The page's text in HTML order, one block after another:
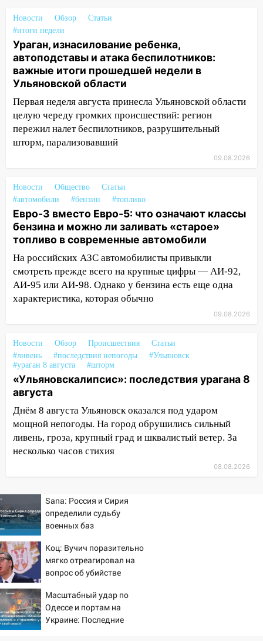
хаски: куда сходить в Ульяновской
области 8–9 августа
10:11
Директора ульяновской
«Нефтяной топливной компании» будут
судить за неуплату 48,4 млн рублей
налогов
09:28 Дети на дорогах: пострадали
велосипедисты, мотоциклисты и
пешеходы. Обзор крупных аварий в
Ульяновской области
домов и выстрел за водку
07:50 Какая погоды будет днем 8
августа
06:45 Императорский мост в
Ульяновске останется закрытым до
утра 10 августа
05:18 Судьба готовит сюрприз: гороскоп
на 8 августа — кому повезет с
деньгами, а кого ждет неожиданная
04:47
В Ульяновской области объявили
ракетную опасность: звучат сирены
07.08.2026
20:40 Ульяновские аграрии смогут
купить тракторы с отсрочкой платежа
до декабря
19:34 В следственном управлении
следствия Российской Федерации
19:30
Ульяновцев приглашают
поддержать «Симбирскую чебурашку»
на фестивале «ФормАРТ»
18:11
Ульяновская область стала
пилотным регионом проекта
«Культурное долголетие»
17:23
Прогноз погоды в Ульяновской
области на 8 августа
Новости Обзор
Статьи
#итоги недели
Ураган, изнасилование ребенка,
автоподставы и атака беспилотников:
важные итоги прошедшей недели в
Ульяновской области
Первая неделя августа принесла Ульяновской области
целую череду громких происшествий: регион
пережил налет беспилотников, разрушительный
шторм, парализовавший
09.08.2026
Новости Общество
Статьи
#автомобили
#бензин #топливо
Евро-3 вместо Евро-5: что означают классы
бензина и можно ли заливать «старое»
топливо в современные автомобили
На российских АЗС автомобилисты привыкли
смотреть прежде всего на крупные цифры — АИ-92,
АИ-95 или АИ-98. Однако у бензина есть еще одна
характеристика, которая обычно
09.08.2026
Новости Обзор Происшествия
Статьи
#ливень
#последствия непогоды
#Ульяновск
#ураган 8 августа
#шторм
«Ульяновскалипсис»: последствия урагана 8
августа
Днём 8 августа Ульяновск оказался под ударом
мощной непогоды. На город обрушились сильный
ливень, гроза, крупный град и шквалистый ветер. За
несколько часов стихия
08.08.2026
Sana: Россия и Сирия
определили судьбу
военных баз
Коц: Вучич поразительно
мягко отреагировал на
вопрос об убийстве
Масштабный удар по
Одессе и портам на
Украине: Последние